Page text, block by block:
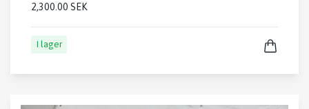
2,300.00 SEK
I lager